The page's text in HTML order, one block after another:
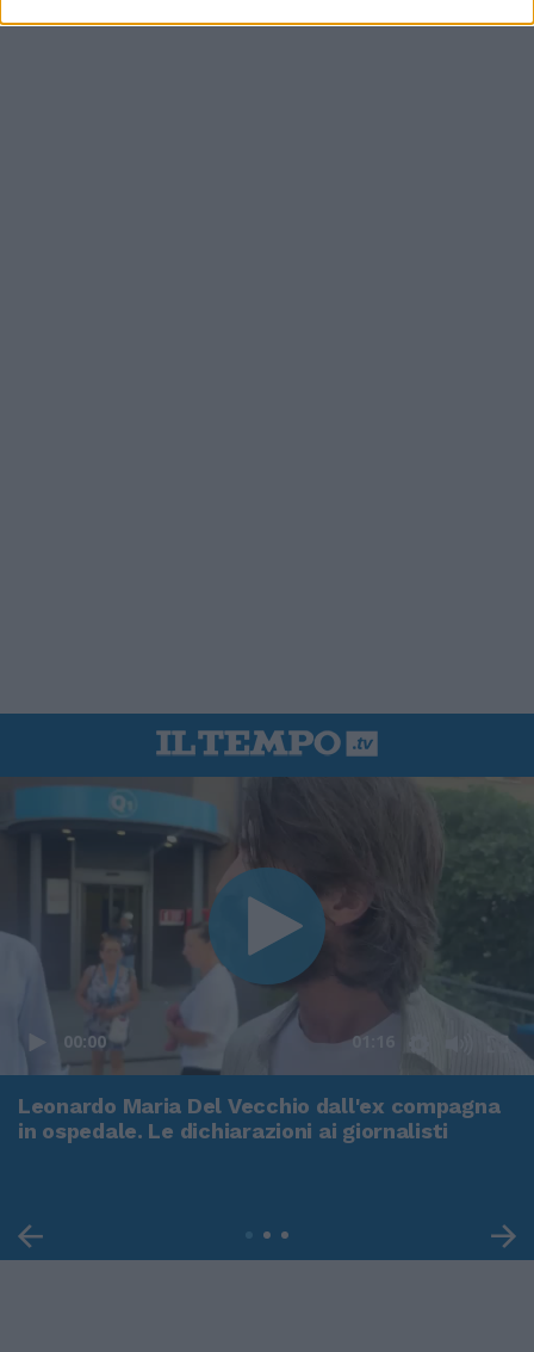
00:00 01:16
Leonardo Maria Del Vecchio dall'ex compagna
in ospedale. Le dichiarazioni ai giornalisti